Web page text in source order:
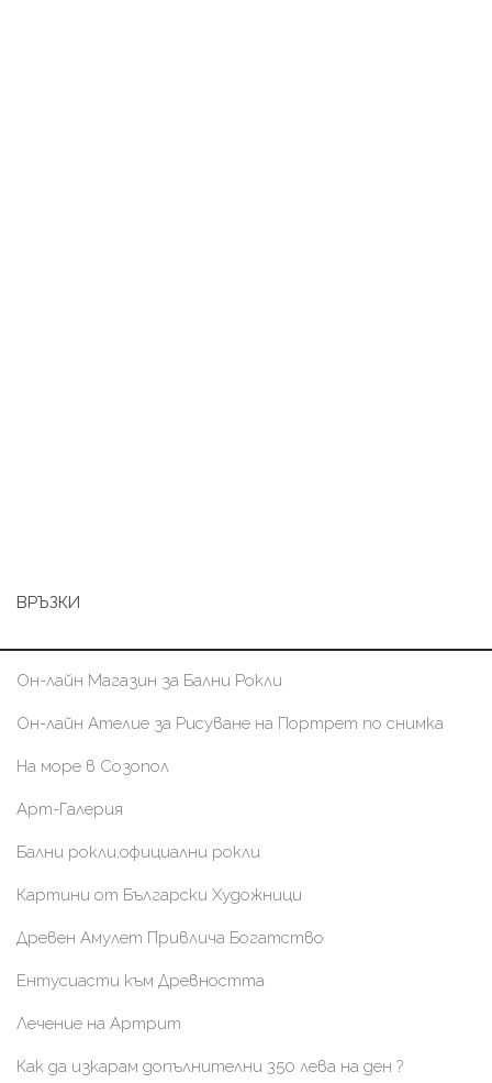
ВРЪЗКИ
Он-лайн Магазин за Бални Рокли
Он-лайн Ателие за Рисуване на Портрет по снимка
На море в Созопол
Арт-Галерия
Бални рокли,официални рокли
Картини от Български Художници
Древен Амулет Привлича Богатство
Ентусиасти към Древността
Лечение на Артрит
Как да изкарам допълнителни 350 лева на ден ?